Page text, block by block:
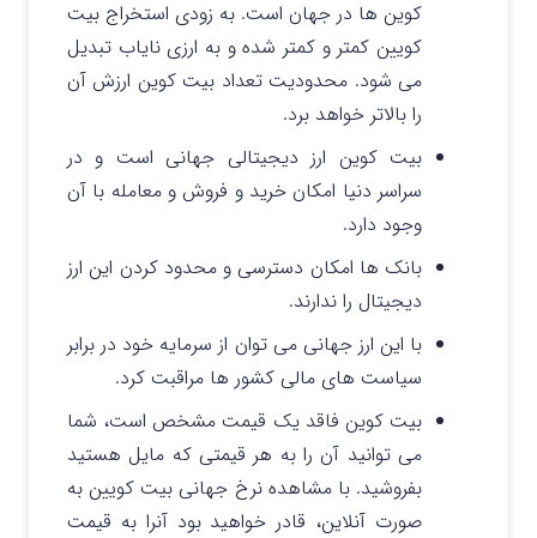
کوین ها در جهان است. به زودی استخراج بیت
کویین کمتر و کمتر شده و به ارزی نایاب تبدیل
می شود. محدودیت تعداد بیت کوین ارزش آن
را بالاتر خواهد برد.
بیت کوین ارز دیجیتالی جهانی است و در
سراسر دنیا امکان خرید و فروش و معامله با آن
وجود دارد.
بانک ها امکان دسترسی و محدود کردن این ارز
دیجیتال را ندارند.
با این ارز جهانی می توان از سرمایه خود در برابر
سیاست های مالی کشور ها مراقبت کرد.
بیت کوین فاقد یک قیمت مشخص است، شما
می توانید آن را به هر قیمتی که مایل هستید
بفروشید. با مشاهده نرخ جهانی بیت کویین به
صورت آنلاین، قادر خواهید بود آنرا به قیمت